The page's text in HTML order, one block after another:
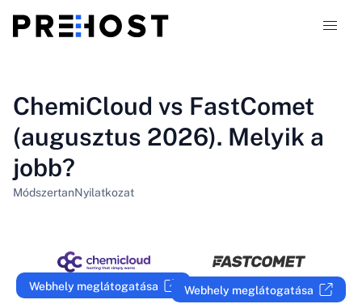
Összehasonlítások
Kuponok
HU
ChemiCloud vs FastComet
(augusztus 2026). Melyik a
jobb?
MódszertanNyilatkozat
Webhely meglátogatása Webhely meglátogatása